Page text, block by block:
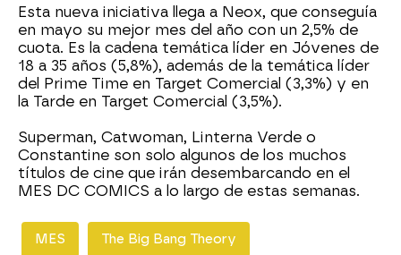
Esta nueva iniciativa llega a Neox, que conseguía
en mayo su mejor mes del año con un 2,5% de
cuota. Es la cadena temática líder en Jóvenes de
18 a 35 años (5,8%), además de la temática líder
del Prime Time en Target Comercial (3,3%) y en
la Tarde en Target Comercial (3,5%).
Superman, Catwoman, Linterna Verde o
Constantine son solo algunos de los muchos
títulos de cine que irán desembarcando en el
MES DC COMICS a lo largo de estas semanas.
MES The Big Bang Theory